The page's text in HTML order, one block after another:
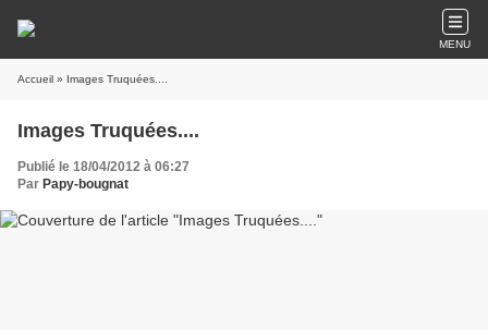
MENU
Accueil » Images Truquées....
Images Truquées....
Publié le 18/04/2012 à 06:27
Par Papy-bougnat